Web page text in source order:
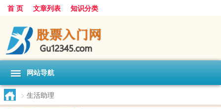
首 页 文章列表 知识分类
网站导航
> 生活助理